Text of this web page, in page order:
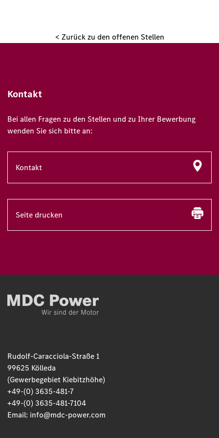
< Zurück zu den offenen Stellen
Kontakt
Bei allen Fragen zu den Stellen und zu Ihrer Bewerbung
wenden Sie sich bitte an:
Kontakt
Seite drucken
Rudolf-Caracciola-Straße 1
99625 Kölleda
(Gewerbegebiet Kiebitzhöhe)
+49-(0) 3635-481-7
+49-(0) 3635-481-7104
Email: info@mdc-power.com